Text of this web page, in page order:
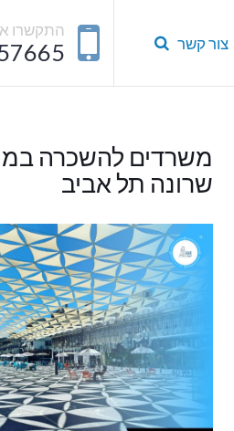
התקשרו
צור קשר
משרדים להשכרה
שרונה תל אביב